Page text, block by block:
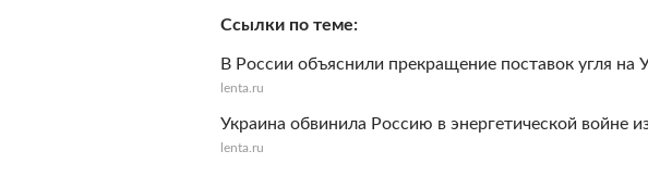
Ссылки по теме
В России объяснили прекращение поставок угля на
lenta.ru
Украина обвинила Россию в энергетической войне
lenta.ru